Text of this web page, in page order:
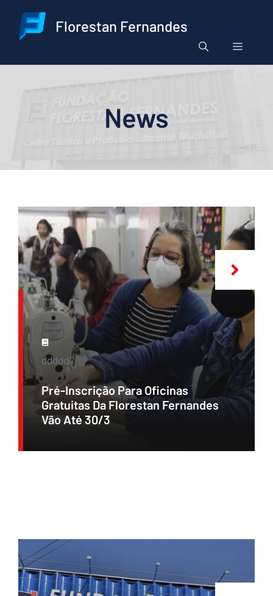
para
Florestan Fernandes
Menu
News
ddddd
Pré-Inscrição Para Oficinas
Gratuitas Da Florestan Fernandes
Vão Até 30/3